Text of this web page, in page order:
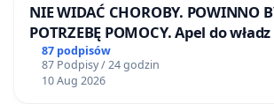
NIE WIDAĆ CHOROBY. POWINNO
POTRZEBĘ POMOCY. Apel do
Airport o przystąpienie do
DISABILITIES SUNFLOWER –
UKRYTE NIEPEŁNOSPRAWNOŚCI
87 podpisów
87 Podpisy / 24 godzin
10 Aug 2026